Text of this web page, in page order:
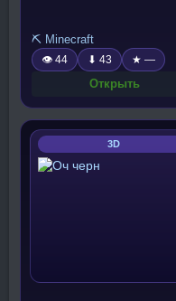
⛏️ Minecraft
👁 44 ⬇ 43 ★ —
Открыть
3D